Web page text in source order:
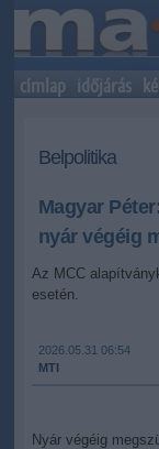
címlap időjárás
Belpolitika
Magyar
nyár végéig
Az MCC
esetén.
2026.05.31 06:54
MTI
Nyár végéig